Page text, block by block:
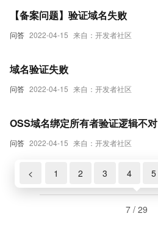
问答 2022-04-15 来自：开发者社区
【备案问题】验证域名失败
问答 2022-04-15 来自：开发者社区
域名验证失败
问答 2022-04-15 来自：开发者社区
OSS域名绑定所有者验证逻辑不对
< 1 2 3 4 5
7 / 29